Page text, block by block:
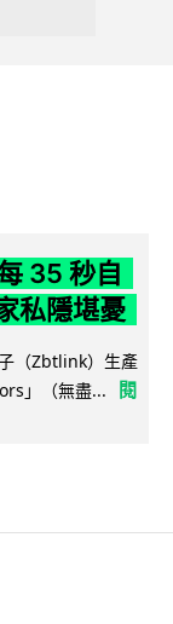
35 秒自
私隱堪憂
（Zbtlink）生產
」（無盡...
閱